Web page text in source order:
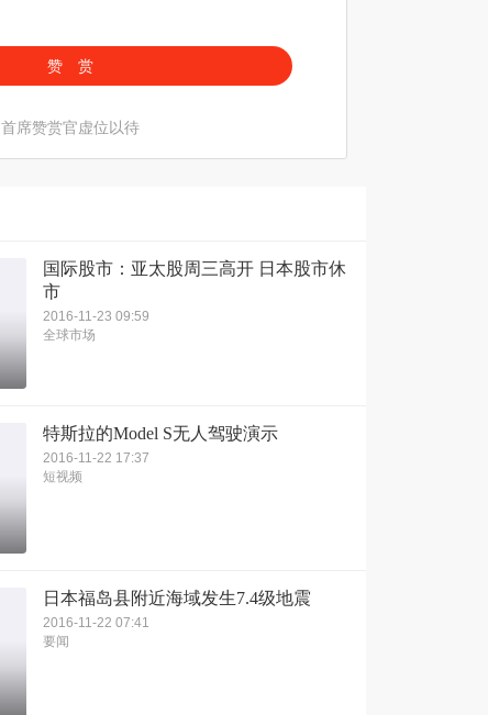
赞 赏
首席赞赏官虚位以待
国际股市：亚太股周三高开 日本股市休
市
2016-11-23 09:59
全球市场
特斯拉的Model S无人驾驶演示
2016-11-22 17:37
短视频
日本福岛县附近海域发生7.4级地震
2016-11-22 07:41
要闻